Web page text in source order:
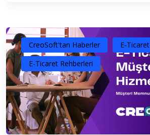
CreoSoft'tan Haberler
E-Ticaret
E-Ticaret Rehberleri